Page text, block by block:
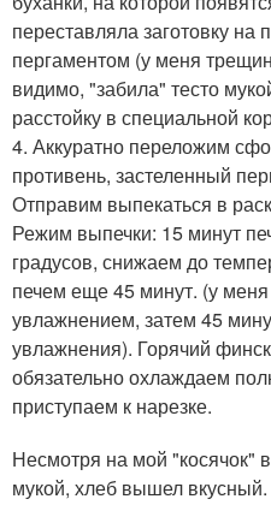
переставляла заготовку на
пергаментом (у меня
видимо, "забила" тесто
расстойку в специальной
4. Аккуратно переложим
противень, застеленный
Отправим выпекаться в
Режим выпечки: 15 минут
градусов, снижаем до
печем еще 45 минут. (у
увлажнением, затем 45
увлажнения). Горячий
обязательно охлаждаем
приступаем к нарезке.
Несмотря на мой "косячок"
мукой, хлеб вышел вкусный.